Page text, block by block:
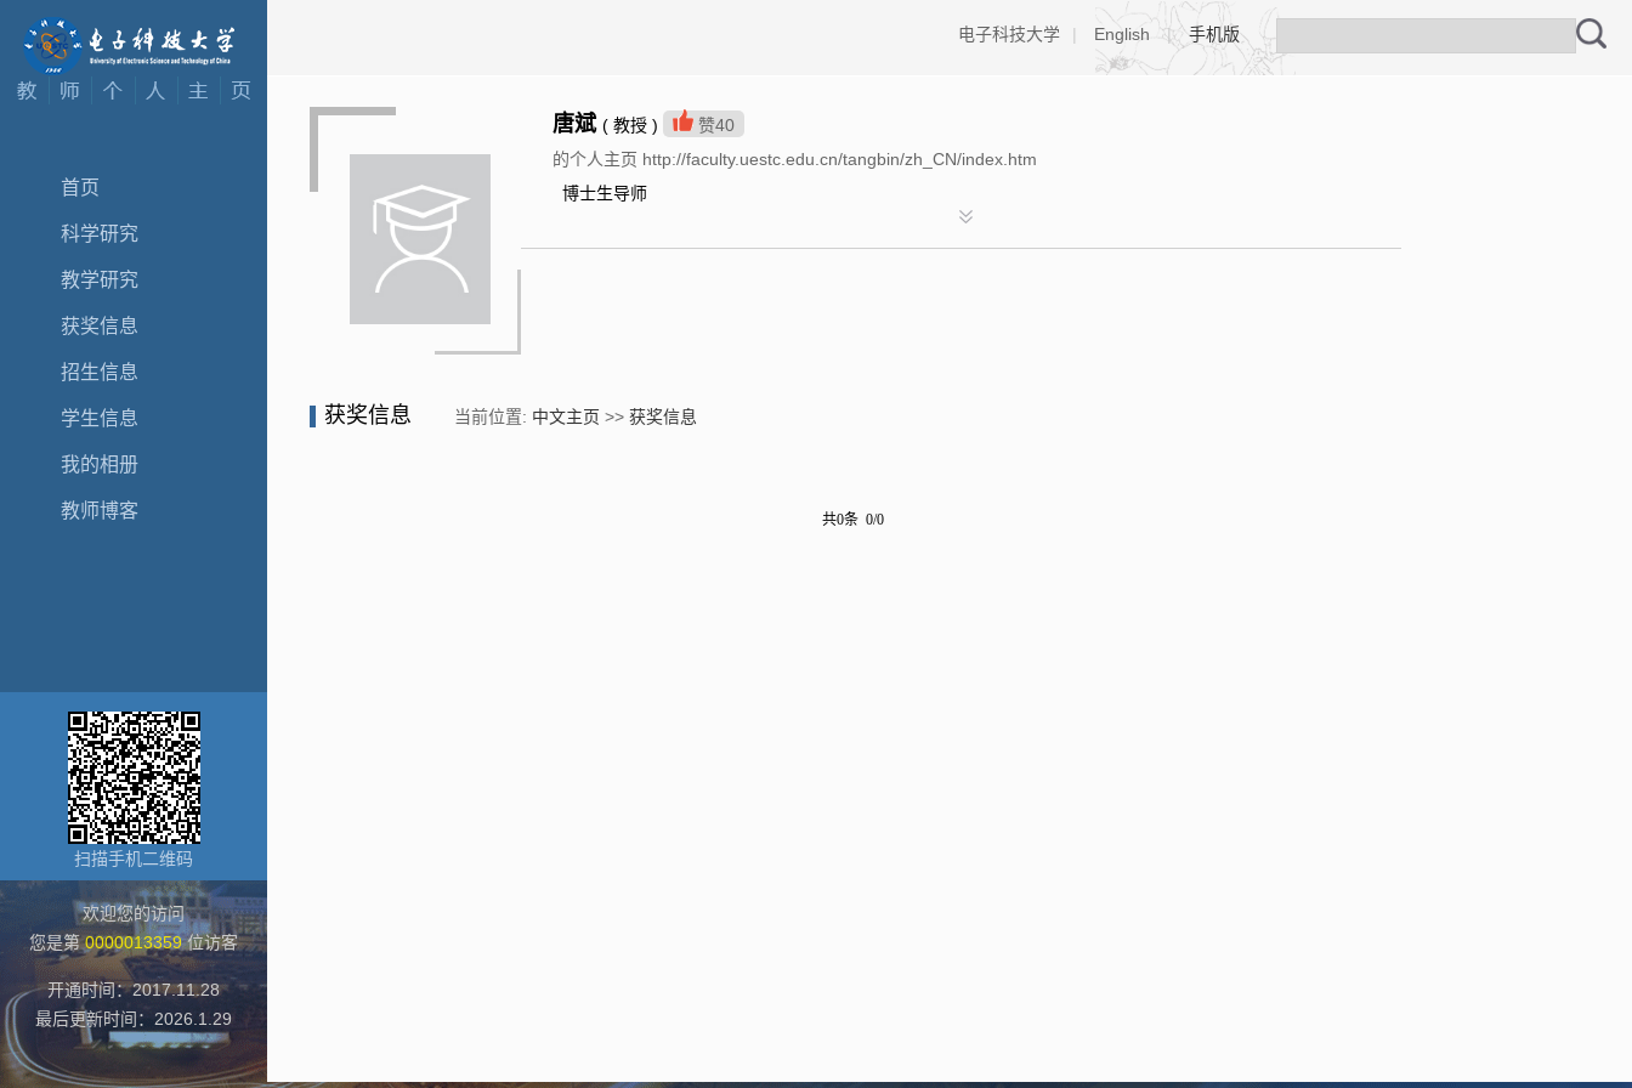
首页
科学研究
教学研究
获奖信息
招生信息
学生信息
我的相册
教师博客
扫描手机二维码
欢迎您的访问
您是第0000013359位访客
开通时间：2017.11.28
最后更新时间： 2026 1 29
电子科技大学 | English | 手机版
唐斌 ( 教授 ) 赞40
的个人主页 http://faculty.uestc.edu.cn/tangbin/zh_CN/index.htm
博士生导师
获奖信息 当前位置: 中文主页 >> 获奖信息
共0条 0/0